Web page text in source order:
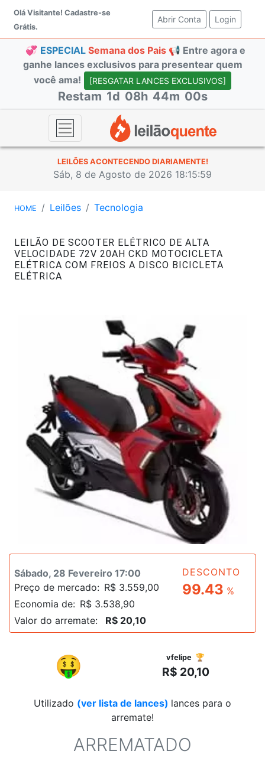
Olá Visitante! Cadastre-se
Grátis.
Abrir Conta (current)
Login
💞 ESPECIAL Semana dos Pais 📢 Entre agora e
ganhe lances exclusivos para presentear quem
você ama!
[RESGATAR LANCES EXCLUSIVOS]
Restam 1d 08h 44m 00s
LEILÕES ACONTECENDO DIARIAMENTE!
Sáb, 8 de Agosto de 2026 18:15:59
HOME Leilões Tecnologia
LEILÃO DE SCOOTER ELÉTRICO DE ALTA
VELOCIDADE 72V 20AH CKD MOTOCICLETA
ELÉTRICA COM FREIOS A DISCO BICICLETA
ELÉTRICA
Sábado, 28 Fevereiro 17:00
Preço de mercado: R$ 3.559,00
Economia de: R$ 3.538,90
Valor do arremate:
R$ 20,10
DESCONTO
99.43 %
🤑 vfelipe 🏆
R$ 20,10
Utilizado (ver lista de lances) lances para o
arremate!
ARREMATADO